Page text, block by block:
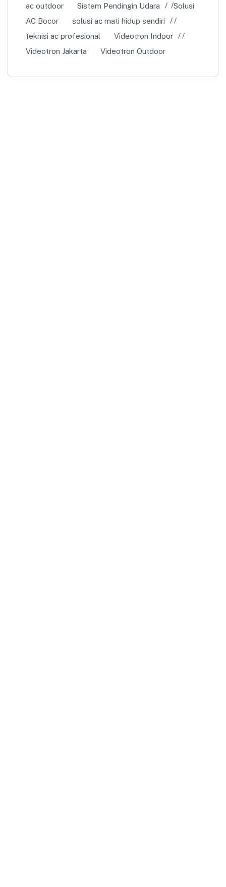
ac outdoor
Sistem Pendingin Udara
Solusi
AC Bocor
solusi ac mati hidup sendiri
teknisi ac profesional
Videotron Indoor
Videotron Jakarta
Videotron Outdoor